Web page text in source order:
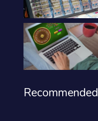
Recommended